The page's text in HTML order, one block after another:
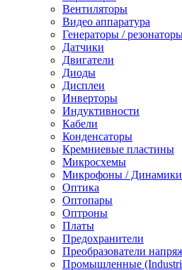
Вентиляторы
Видео аппаратура
Генераторы /
Датчики
Двигатели
Диоды
Дисплеи
Инверторы
Индуктивности
Кабели
Конденсаторы
Кремниевые пластины
Микросхемы
Микрофоны / Динамики
Оптика
Оптопары
Оптроны
Платы
Предохранители
Преобразователи
Промышленные